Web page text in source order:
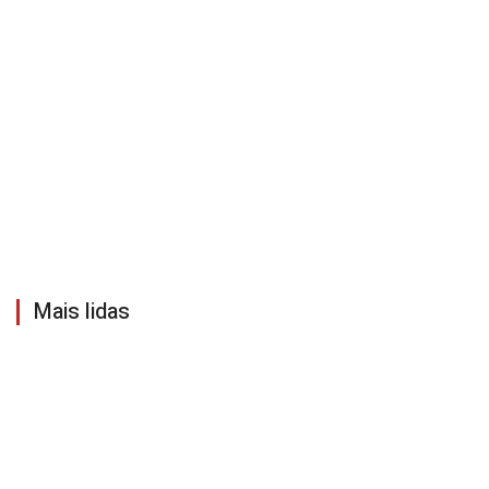
Mais lidas